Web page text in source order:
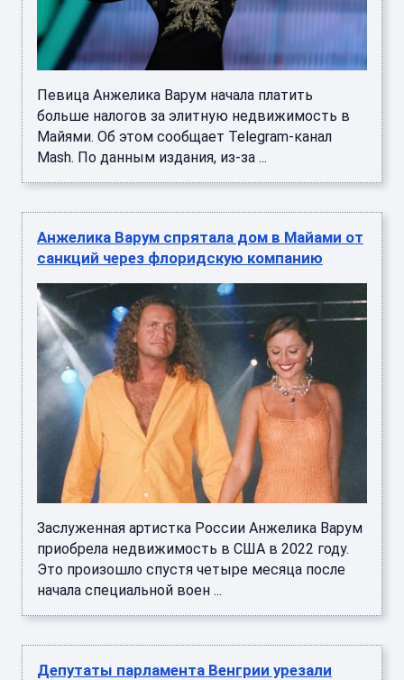
Певица Анжелика Варум начала платить
больше налогов за элитную недвижимость в
Майями. Об этом сообщает Telegram-канал
Mash. По данным издания, из-за ...
Анжелика Варум спрятала дом в Майами от
санкций через флоридскую компанию
Заслуженная артистка России Анжелика Варум
приобрела недвижимость в США в 2022 году.
Это произошло спустя четыре месяца после
начала специальной воен ...
Депутаты парламента Венгрии урезали